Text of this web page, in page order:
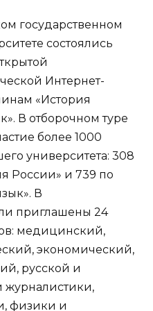
государственном
состоялись
Интернет-
«История
В отборочном туре
более 1000
университета: 308
России» и 739 по
В
приглашены 24
медицинский,
экономический,
русской и
журналистики,
физики и